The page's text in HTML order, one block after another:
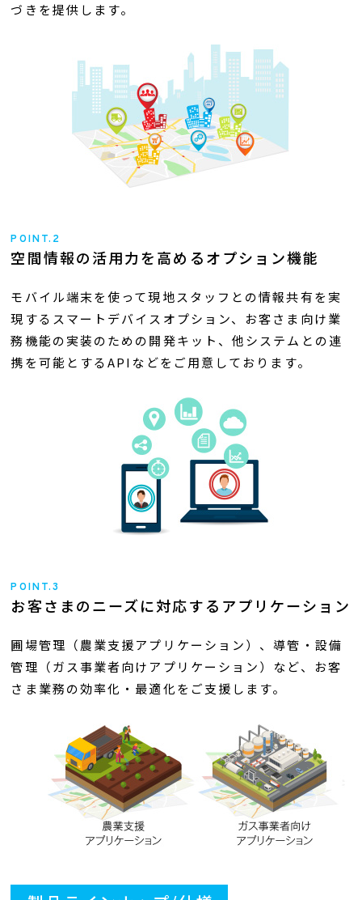
づきを提供します。
POINT.2
空間情報の活用力を高めるオプション機能
モバイル端末を使って現地スタッフとの情報共有を実
現するスマートデバイスオプション、お客さま向け業
務機能の実装のための開発キット、他システムとの連
携を可能とするAPIなどをご用意しております。
POINT.3
お客さまのニーズに対応するアプリケーション
圃場管理（農業支援アプリケーション）、導管・設備
管理（ガス事業者向けアプリケーション）など、お客
さま業務の効率化・最適化をご支援します。